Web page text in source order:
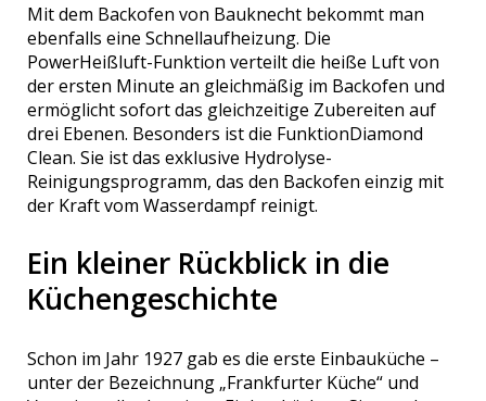
Mit dem Backofen von Bauknecht bekommt man
ebenfalls eine Schnellaufheizung. Die
PowerHeißluft-Funktion verteilt die heiße Luft von
der ersten Minute an gleichmäßig im Backofen und
ermöglicht sofort das gleichzeitige Zubereiten auf
drei Ebenen. Besonders ist die FunktionDiamond
Clean. Sie ist das exklusive Hydrolyse-
Reinigungsprogramm, das den Backofen einzig mit
der Kraft vom Wasserdampf reinigt.
Ein kleiner Rückblick in die
Küchengeschichte
Schon im Jahr 1927 gab es die erste Einbauküche –
unter der Bezeichnung „Frankfurter Küche“ und